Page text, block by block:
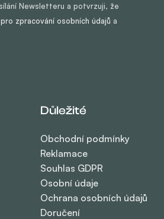
Newsletteru a potvrzuji, že
zpracování osobních údajů a
Důležité
Obchodní podmínky
Reklamace
Souhlas GDPR
Osobní údaje
Ochrana osobních údajů
Doručení